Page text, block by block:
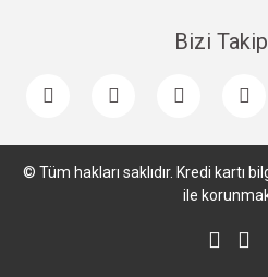
Bizi
© Tüm hakları saklıdır. Kredi kartı
ile